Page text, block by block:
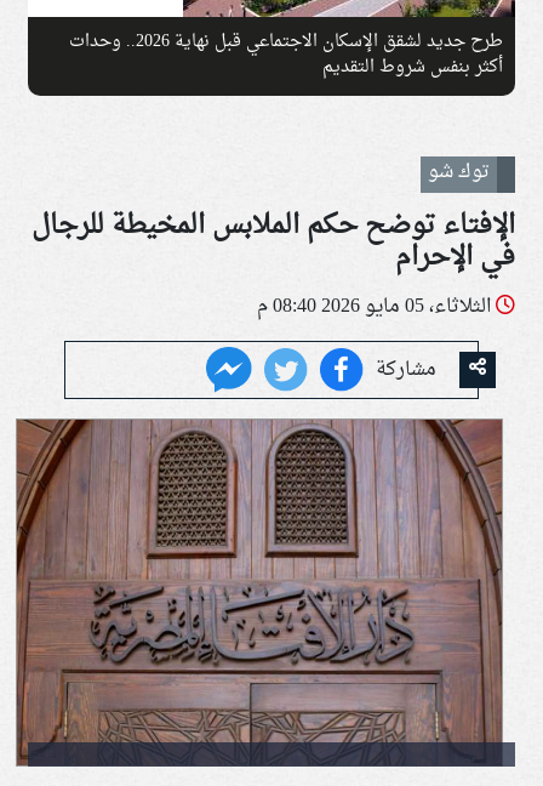
طرح جديد لشقق الإسكان الاجتماعي قبل نهاية 2026.. وحدات
أكثر بنفس شروط التقديم
توك شو
الإفتاء توضح حكم الملابس المخيطة للرجال
في الإحرام
الثلاثاء، 05 مايو 2026 08:40 م
مشاركة